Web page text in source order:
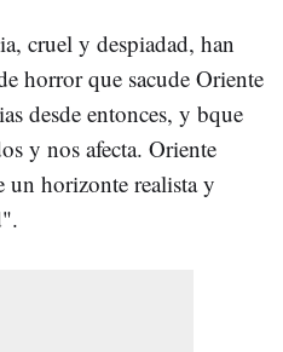
cruel y despiadad, han
horror que sacude Oriente
desde entonces, y bque
y nos afecta. Oriente
un horizonte realista y